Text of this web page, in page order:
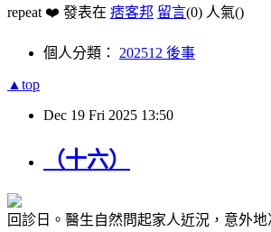
repeat ❤️ 發表在 痞客邦 留言(0) 人氣()
個人分類： 202512 後事
▲top
Dec 19 Fri 2025 13:50
（十六）
回診日。醫生自然問起家人近況，意外